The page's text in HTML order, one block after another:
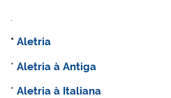
.
*Aletria
*Aletria à Antiga
*Aletria à Italiana